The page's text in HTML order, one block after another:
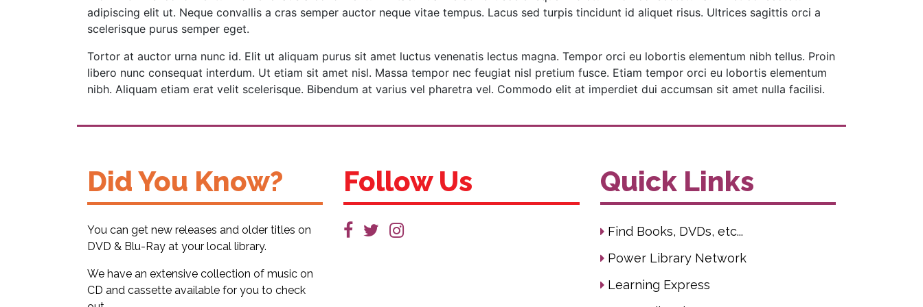
adipiscing elit ut. Neque convallis a cras semper auctor neque vitae tempus. Lacus sed turpis tincidunt id aliquet risus. Ultrices sagittis orci a
scelerisque purus semper eget.
Tortor at auctor urna nunc id. Elit ut aliquam purus sit amet luctus venenatis lectus magna. Tempor orci eu lobortis elementum nibh tellus. Proin
libero nunc consequat interdum. Ut etiam sit amet nisl. Massa tempor nec feugiat nisl pretium fusce. Etiam tempor orci eu lobortis elementum
nibh. Aliquam etiam erat velit scelerisque. Bibendum at varius vel pharetra vel. Commodo elit at imperdiet dui accumsan sit amet nulla facilisi.
Did You Know?
You can get new releases and older titles on
DVD & Blu-Ray at your local library.
We have an extensive collection of music on
CD and cassette available for you to check
Follow Us Quick Links
Find Books, DVDs, etc...
Power Library Network
Learning Express